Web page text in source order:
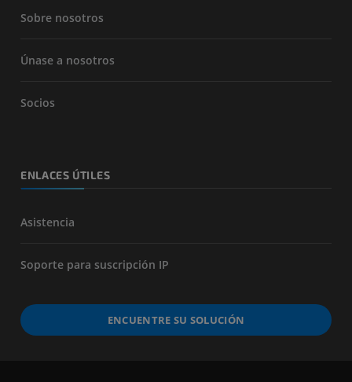
Sobre nosotros
Únase a nosotros
Socios
ENLACES ÚTILES
Asistencia
Soporte para suscripción IP
ENCUENTRE SU SOLUCIÓN